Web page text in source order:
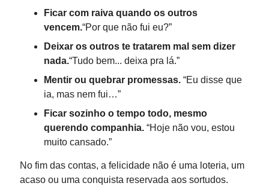
Ficar com raiva quando os outros
vencem.“Por que não fui eu?”
Deixar os outros te tratarem mal sem dizer
nada.“Tudo bem... deixa pra lá.”
Mentir ou quebrar promessas. “Eu disse que
ia, mas nem fui…”
Ficar sozinho o tempo todo, mesmo
querendo companhia. “Hoje não vou, estou
muito cansado.”
No fim das contas, a felicidade não é uma loteria, um
acaso ou uma conquista reservada aos sortudos.